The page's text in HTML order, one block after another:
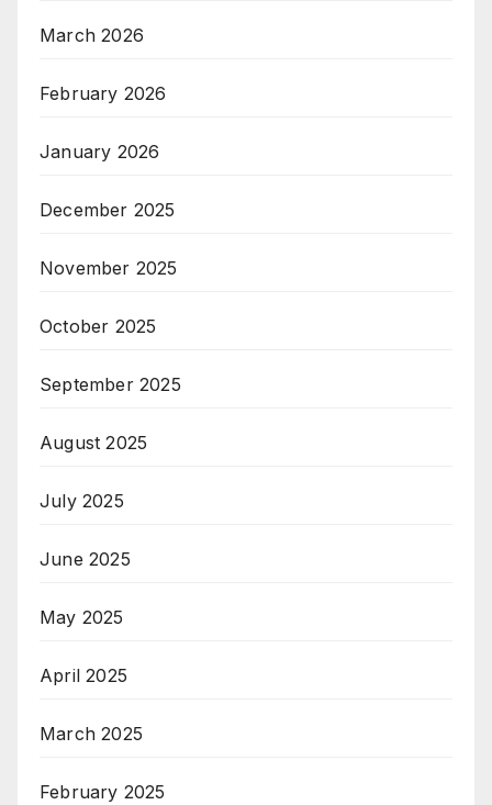
March 2026
February 2026
January 2026
December 2025
November 2025
October 2025
September 2025
August 2025
July 2025
June 2025
May 2025
April 2025
March 2025
February 2025